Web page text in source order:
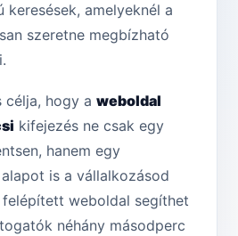
keresések, amelyeknél a
szeretne megbízható
célja, hogy a weboldal
kifejezés ne csak egy
hanem egy
is a vállalkozásod
felépített weboldal segíthet
néhány másodperc